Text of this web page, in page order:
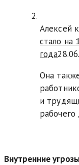
Алексей к
стало на
года
Она
и
Внутренние